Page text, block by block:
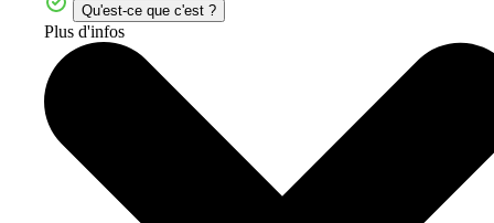
Qu'est-ce que c'est ?
Plus d'infos